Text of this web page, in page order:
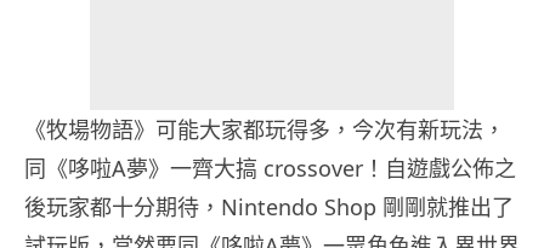
《牧場物語》可能大家都玩得多，今次有新玩法，
同《哆啦A夢》一齊大搞 crossover！自遊戲公佈之
後玩家都十分期待，Nintendo Shop 剛剛就推出了